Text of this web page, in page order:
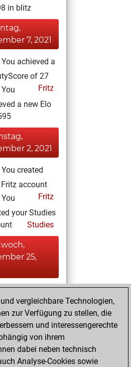
in blitz
7, 2021
You achieved a
of 27
Fritz
You
a new Elo
2, 2021
You created
account
Fritz
You
your Studies
Studies
25,
You played 9
Play
You scored +6
in slow games
vergleichbare Technologien,
zur Verfügung zu stellen, die
und interessengerechte
von ihrem
dabei neben technisch
Analyse-Cookies sowie